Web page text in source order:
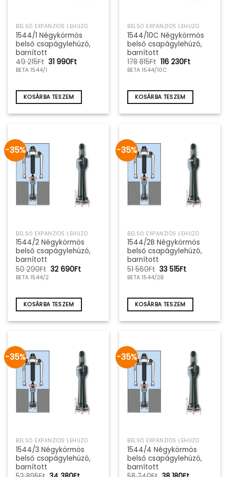
BELSŐ EXPANZIÓS LEHÚZÓ
1544/1 Négykörmös
belső csapágylehúzó,
barnított
49 215Ft Original
215Ft.
31 990FtCurrent
990Ft.
BETA 1544/1
KOSÁRBA TESZEM
BELSŐ EXPANZIÓS LEHÚZÓ
1544/10C Négykörmös
belső csapágylehúzó,
barnított
178 815Ft Original
price
was:
815Ft.
116 230FtCurrent
230Ft.
BETA 1544/10C
KOSÁRBA TESZEM
-35%
BELSŐ EXPANZIÓS LEHÚZÓ
1544/2 Négykörmös
belső csapágylehúzó,
barnított
50 290Ft Original
32 690FtCurrent
BETA 1544/2
KOSÁRBA TESZEM
-35%
BELSŐ EXPANZIÓS LEHÚZÓ
1544/2B Négykörmös
belső csapágylehúzó,
barnított
51 560Ft Original
price
was:
33 515FtCurrent
BETA 1544/2B
KOSÁRBA TESZEM
-35%
BELSŐ EXPANZIÓS LEHÚZÓ
1544/3 Négykörmös
belső csapágylehúzó,
barnított
-35%
BELSŐ EXPANZIÓS LEHÚZÓ
1544/4 Négykörmös
belső csapágylehúzó,
barnított